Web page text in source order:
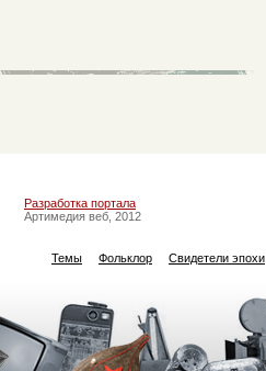
Разработка портала
Артимедия веб, 2012
Темы Фольклор Свидетели эпохи